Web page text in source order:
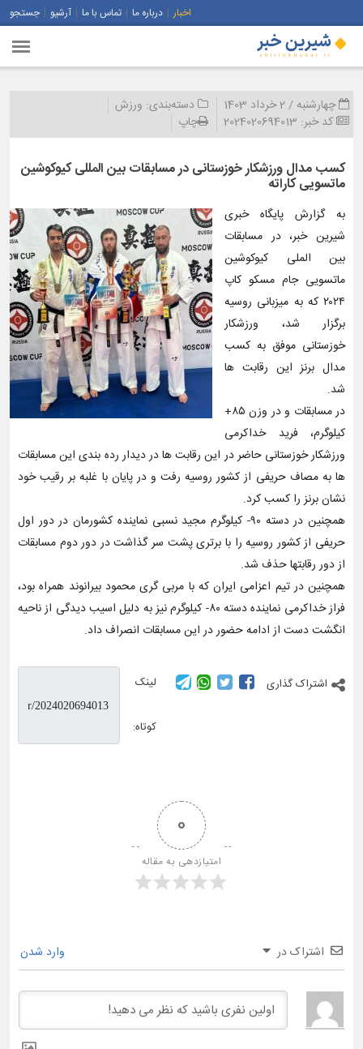
اخبار درباره ما تماس با ما آرشیو جستجو
چهارشنبه / 2 خرداد 1403 دسته‌بندی: ورزش
کد خبر: 2024020694013 چاپ
کسب مدال ورزشکار خوزستانی در مسابقات بین المللی کیوکوشین
ماتسویی کاراته
به گزارش پایگاه خبری
شیرین خبر، در مسابقات
بین الملی کیوکوشین
ماتسویی جام مسکو‌ کاپ
۲۰۲۴ که به میزبانی روسیه
برگزار شد، ورزشکار
خوزستانی موفق به کسب
مدال برنز این رقابت ها
شد.
در مسابقات و در وزن ۸۵+
کیلوگرم، فرید خداکرمی
ورزشکار خوزستانی حاضر در این رقابت ها در دیدار رده بندی این مسابقات
ها به مصاف حریفی از کشور روسیه رفت و در پایان با غلبه بر رقیب خود
نشان برنز را کسب کرد.
همچنین در دسته ۹۰- کیلوگرم‌ مجید نسبی نماینده کشورمان در دور اول
حریفی از کشور روسیه را با برتری پشت سر گذاشت در دور دوم مسابقات
از دور رقابتها حذف شد.
همچنین در تیم اعزامی ایران که با مربی گری محمود بیرانوند همراه بود،
فراز خداکرمی نماینده دسته ۸۰- کیلوگرم نیز به دلیل اسیب دیدگی از ناحیه
انگشت دست از ادامه حضور در این مسابقات انصراف داد.
اشتراک گذاری لینک
کوتاه:
0
امتیازدهی به مقاله
اشتراک در وارد شدن